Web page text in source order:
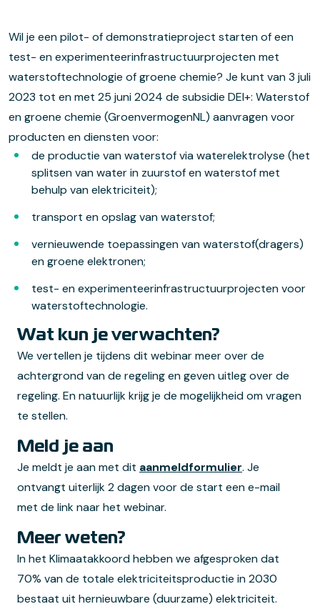
Wil je een pilot- of demonstratieproject starten of een
test- en experimenteerinfrastructuurprojecten met
waterstoftechnologie of groene chemie? Je kunt van 3 juli
2023 tot en met 25 juni 2024 de subsidie DEI+: Waterstof
en groene chemie (GroenvermogenNL) aanvragen voor
producten en diensten voor:
de productie van waterstof via waterelektrolyse (het
splitsen van water in zuurstof en waterstof met
behulp van elektriciteit);
transport en opslag van waterstof;
vernieuwende toepassingen van waterstof(dragers)
en groene elektronen;
test- en experimenteerinfrastructuurprojecten voor
waterstoftechnologie.
Wat kun je verwachten?
We vertellen je tijdens dit webinar meer over de
achtergrond van de regeling en geven uitleg over de
regeling. En natuurlijk krijg je de mogelijkheid om vragen
te stellen.
Meld je aan
Je meldt je aan met dit aanmeldformulier. Je
ontvangt uiterlijk 2 dagen voor de start een e-mail
met de link naar het webinar.
Meer weten?
In het Klimaatakkoord hebben we afgesproken dat
70% van de totale elektriciteitsproductie in 2030
bestaat uit hernieuwbare (duurzame) elektriciteit.